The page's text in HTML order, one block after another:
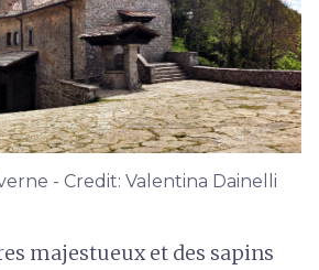
- Credit: Valentina Dainelli
majestueux et des sapins